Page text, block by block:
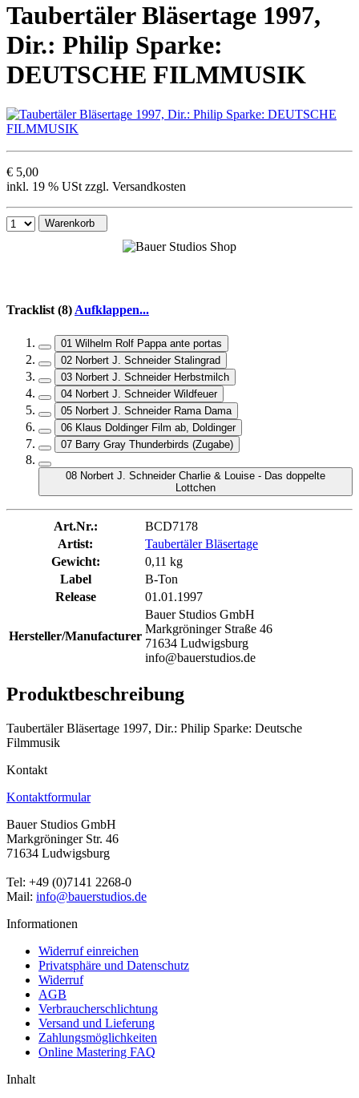
Taubertäler Bläsertage 1997,
Dir.: Philip Sparke:
DEUTSCHE FILMMUSIK
€ 5,00
inkl. 19 % USt zzgl. Versandkosten
Warenkorb
Tracklist (8)Aufklappen...
01 Wilhelm Rolf Pappa ante portas
02 Norbert J. Schneider Stalingrad
03 Norbert J. Schneider Herbstmilch
04 Norbert J. Schneider Wildfeuer
05 Norbert J. Schneider Rama Dama
06 Klaus Doldinger Film ab, Doldinger
07 Barry Gray Thunderbirds (Zugabe)
08 Norbert J. Schneider Charlie & Louise - Das doppelte
Lottchen
Art.Nr.:
BCD7178
Artist:
Taubertäler Bläsertage
Gewicht:
0,11 kg
Label
B-Ton
Release
01.01.1997
Hersteller/Manufacturer
Bauer Studios GmbH
Markgröninger Straße 46
71634 Ludwigsburg
info@bauerstudios.de
Produktbeschreibung
Taubertäler Bläsertage 1997, Dir.: Philip Sparke: Deutsche
Filmmusik
Kontakt
Kontaktformular
Bauer Studios GmbH
Markgröninger Str. 46
71634 Ludwigsburg
Tel: +49 (0)7141 2268-0
Mail: info@bauerstudios.de
Informationen
Widerruf einreichen
Privatsphäre und Datenschutz
Widerruf
AGB
Verbraucherschlichtung
Versand und Lieferung
Zahlungsmöglichkeiten
Online Mastering FAQ
Inhalt